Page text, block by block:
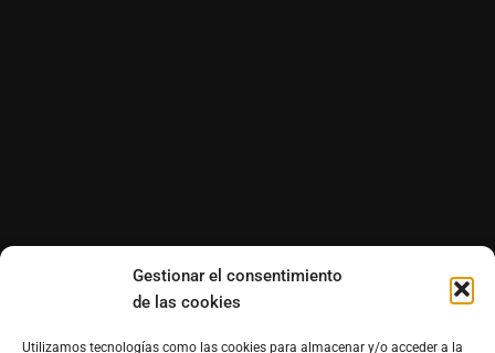
Gestionar el consentimiento
de las cookies
Utilizamos tecnologías como las cookies para almacenar y/o acceder a la